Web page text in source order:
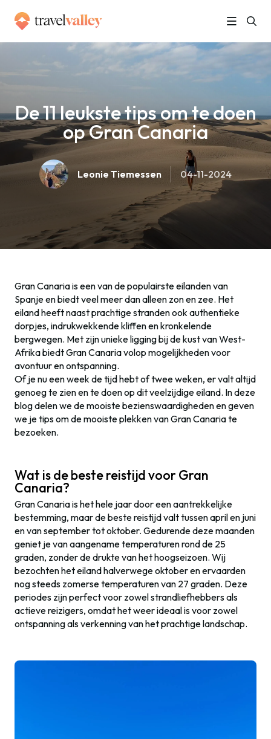
De 11 leukste tips om te doen op Gran Canaria
De 11 leukste tips om te doen
op Gran Canaria
Leonie Tiemessen 04-11-2024
Gran Canaria is een van de populairste eilanden van
Spanje en biedt veel meer dan alleen zon en zee. Het
eiland heeft naast prachtige stranden ook authentieke
dorpjes, indrukwekkende kliffen en kronkelende
bergwegen. Met zijn unieke ligging bij de kust van West-
Afrika biedt Gran Canaria volop mogelijkheden voor
avontuur en ontspanning.
Of je nu een week de tijd hebt of twee weken, er valt altijd
genoeg te zien en te doen op dit veelzijdige eiland. In deze
blog delen we de mooiste bezienswaardigheden en geven
we je tips om de mooiste plekken van Gran Canaria te
bezoeken.
Wat is de beste reistijd voor Gran
Canaria?
Gran Canaria is het hele jaar door een aantrekkelijke
bestemming, maar de beste reistijd valt tussen april en juni
en van september tot oktober. Gedurende deze maanden
geniet je van aangename temperaturen rond de 25
graden, zonder de drukte van het hoogseizoen. Wij
bezochten het eiland halverwege oktober en ervaarden
nog steeds zomerse temperaturen van 27 graden. Deze
periodes zijn perfect voor zowel strandliefhebbers als
actieve reizigers, omdat het weer ideaal is voor zowel
ontspanning als verkenning van het prachtige landschap.